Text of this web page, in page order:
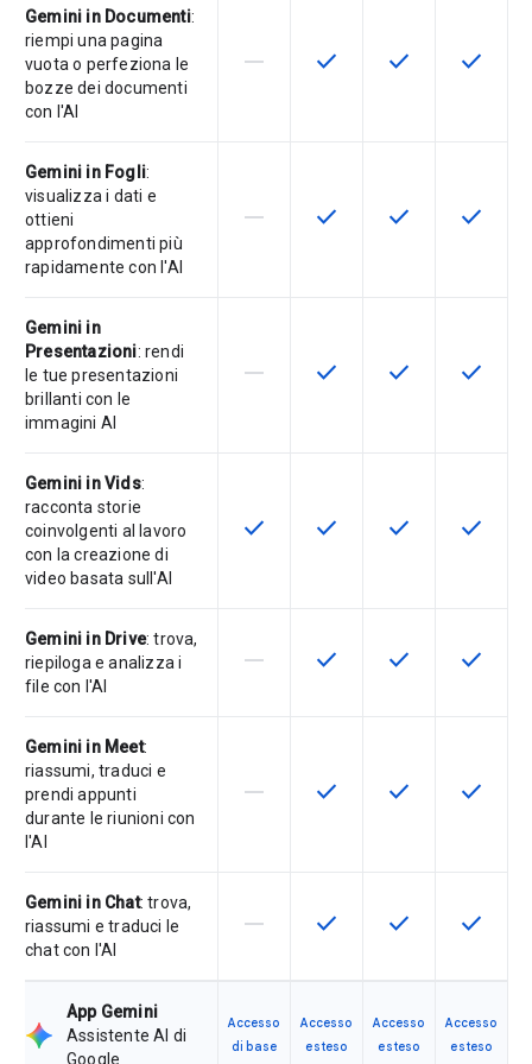
Gemini in Documenti:
riempi una pagina
vuota o perfeziona le
bozze dei documenti
con l'AI
La funzionalità non è supportata
horizontal_rule Questa funzionalità è
check Questa
check Questa
check
Gemini in Fogli:
visualizza i dati e
ottieni
approfondimenti più
rapidamente con l'AI
La funzionalità non è supportata
horizontal_rule Questa funzionalità è
check Questa
check Questa
check
Gemini in
Presentazioni: rendi
le tue presentazioni
brillanti con le
immagini AI
La funzionalità non è supportata
horizontal_rule Questa funzionalità è
check Questa
check Questa
check
Gemini in Vids:
racconta storie
coinvolgenti al lavoro
con la creazione di
video basata sull'AI
Questa funzionalità è disponibile
check Questa funzionalità è
check Questa
check Questa
check
Gemini in Drive: trova,
riepiloga e analizza i
file con l'AI
La funzionalità non è supportata
horizontal_rule Questa funzionalità è
check Questa
check Questa
check
Gemini in Meet:
riassumi, traduci e
prendi appunti
durante le riunioni con
l'AI
La funzionalità non è supportata
horizontal_rule Questa funzionalità è
check Questa
check Questa
check
Gemini in Chat: trova,
riassumi e traduci le
chat con l'AI
La funzionalità non è supportata
horizontal_rule Questa funzionalità è
check Questa
check Questa
check
App Gemini
Assistente AI di
Google
Accesso
di base
Accesso
esteso
Accesso
esteso
Accesso
esteso